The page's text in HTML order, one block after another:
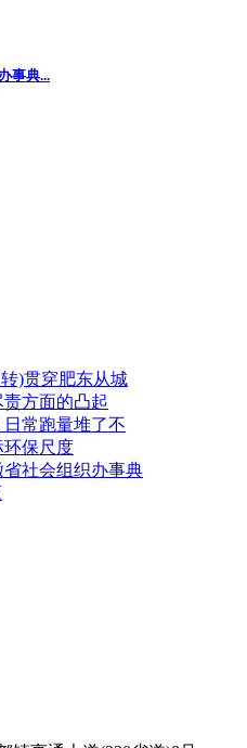
事典...
)贯穿肥东从城
方面的凸起
常跑量堆了不
环保尺度
社会组织办事典